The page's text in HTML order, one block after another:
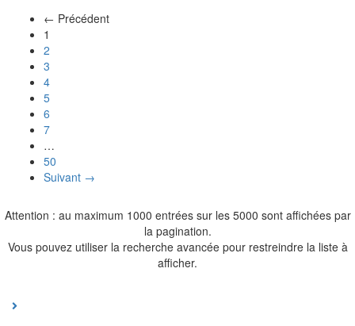
← Précédent
1
2
3
4
5
6
7
…
50
Suivant →
Attention : au maximum 1000 entrées sur les 5000 sont affichées par
la pagination.
Vous pouvez utiliser la recherche avancée pour restreindre la liste à
afficher.